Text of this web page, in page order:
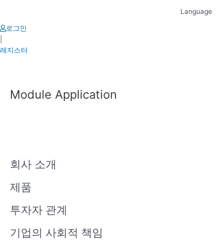
content
Language
로그인
레지스터
Module Application
회사 소개
제품
투자자 관계
기업의 사회적 책임